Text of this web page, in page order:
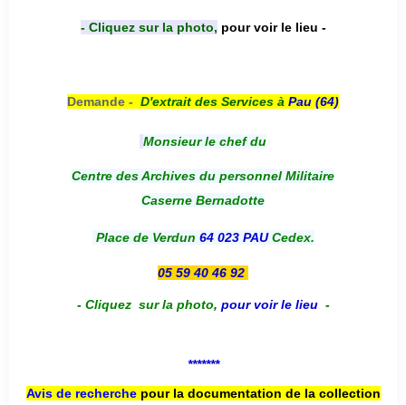
- Cliquez sur la photo, pour voir le lieu -
Demande - D'extrait des Services à Pau (64)
Monsieur le chef du
Centre des Archives du personnel Militaire
Caserne Bernadotte
Place de Verdun 64 023 PAUCedex.
05 59 40 46 92
- Cliquez sur la photo, pour voir le lieu -
*******
Avis de recherche pour la documentation de la collection